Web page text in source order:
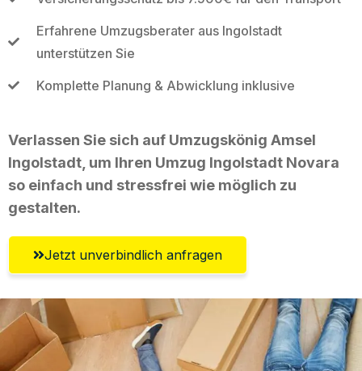
Erfahrene Umzugsberater aus Ingolstadt
unterstützen Sie
Komplette Planung & Abwicklung inklusive
Verlassen Sie sich auf Umzugskönig Amsel
Ingolstadt, um Ihren Umzug Ingolstadt Novara
so einfach und stressfrei wie möglich zu
gestalten.
Jetzt unverbindlich anfragen